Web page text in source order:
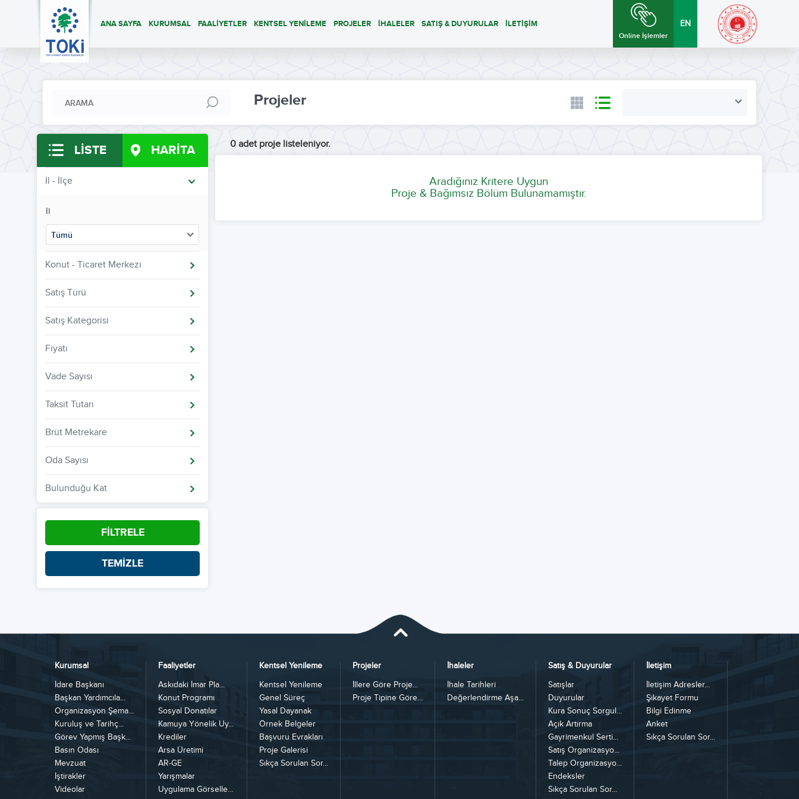
ANA SAYFA KURUMSAL FAALİYETLER KENTSEL YENİLEME PROJELER İHALELER SATIŞ & DUYURULAR İLETİŞİM
Online İşlemler
EN
Projeler
LİSTE HARİTA
İl - İlçe
İl
Tümü
Konut - Ticaret Merkezi
Satış Türü
Satış Kategorisi
Fiyatı
Vade Sayısı
Taksit Tutarı
Brüt Metrekare
Oda Sayısı
Bulunduğu Kat
FİLTRELE
TEMİZLE
0 adet proje listeleniyor.
Aradığınız Kritere Uygun
Proje & Bağımsız Bölüm Bulunamamıştır.
Kurumsal
İdare Başkanı
Başkan Yardımcıla...
Organizasyon Şema...
Kuruluş ve Tarihç...
Görev Yapmış Başk...
Basın Odası
Mevzuat
İştirakler
Videolar
Faaliyetler
Askıdaki İmar Pla...
Konut Programı
Sosyal Donatılar
Kamuya Yönelik Uy...
Krediler
Arsa Üretimi
AR-GE
Yarışmalar
Uygulama Görselle...
Kentsel Yenileme
Kentsel Yenileme
Genel Süreç
Yasal Dayanak
Örnek Belgeler
Başvuru Evrakları
Proje Galerisi
Sıkça Sorulan Sor...
Projeler
İllere Göre Proje...
Proje Tipine Göre...
İhaleler
İhale Tarihleri
Değerlendirme Aşa...
Satış & Duyurular
Satışlar
Duyurular
Kura Sonuç Sorgul...
Açık Artırma
Gayrimenkul Serti...
Satış Organizasyo...
Talep Organizasyo...
Endeksler
Sıkça Sorulan Sor...
İletişim
İletişim Adresler...
Şikayet Formu
Bilgi Edinme
Anket
Sıkça Sorulan Sor...